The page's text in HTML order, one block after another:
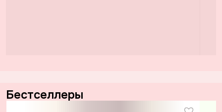
Бестселлеры